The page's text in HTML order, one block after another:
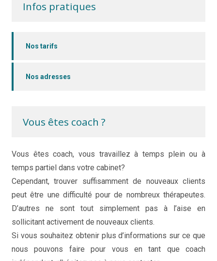
Infos pratiques
Nos tarifs
Nos adresses
Vous êtes coach ?
Vous êtes coach, vous travaillez à temps plein ou à
temps partiel dans votre cabinet?
Cependant, trouver suffisamment de nouveaux clients
peut être une difficulté pour de nombreux thérapeutes.
D’autres ne sont tout simplement pas à l’aise en
sollicitant activement de nouveaux clients.
Si vous souhaitez obtenir plus d’informations sur ce que
nous pouvons faire pour vous en tant que coach